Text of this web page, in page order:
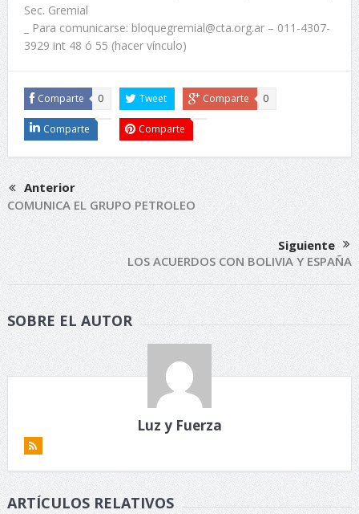
Sec. Gremial
_ Para comunicarse: bloquegremial@cta.org.ar – 011-4307-
3929 int 48 ó 55 (hacer vínculo)
Comparte 0 Tweet Comparte 0
Comparte Comparte
Anterior
COMUNICA EL GRUPO PETROLEO
Siguiente
LOS ACUERDOS CON BOLIVIA Y ESPAÑA
SOBRE EL AUTOR
Luz y Fuerza
ARTÍCULOS RELATIVOS